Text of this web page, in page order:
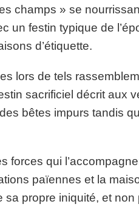
champs » se
un festin typique de
d’étiquette.
lors de tels
sacrificiel décrit aux
bêtes impurs tandis
forces qui
païennes et la
sa propre iniquité, et non